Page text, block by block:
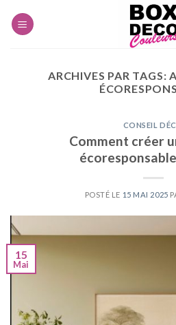
ARCHIVES PAR TAGS:
CONSEIL
Comment créer
POSTÉ LE 15 MAI 2025
15
Mai